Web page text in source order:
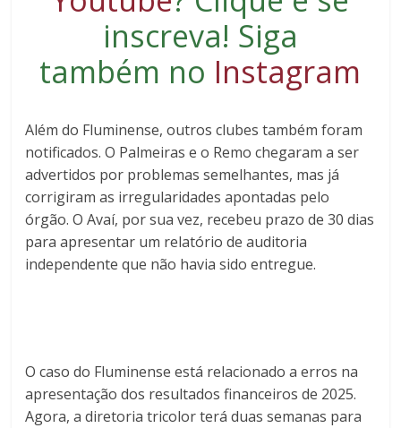
inscreva! Siga
também no Instagram
Além do Fluminense, outros clubes também foram
notificados. O Palmeiras e o Remo chegaram a ser
advertidos por problemas semelhantes, mas já
corrigiram as irregularidades apontadas pelo
órgão. O Avaí, por sua vez, recebeu prazo de 30 dias
para apresentar um relatório de auditoria
independente que não havia sido entregue.
O caso do Fluminense está relacionado a erros na
apresentação dos resultados financeiros de 2025.
Agora, a diretoria tricolor terá duas semanas para